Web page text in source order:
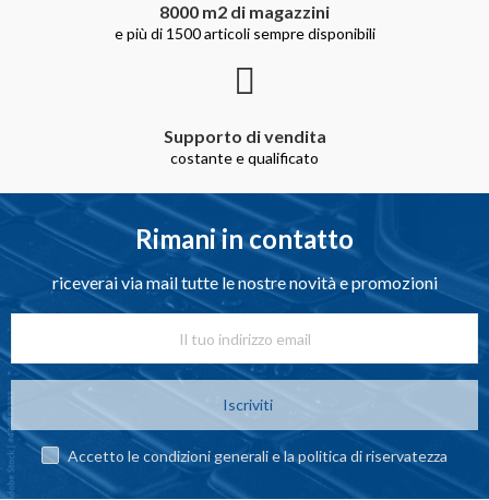
8000 m2 di magazzini
e più di 1500 articoli sempre disponibili
Supporto di vendita
costante e qualificato
Rimani in contatto
riceverai via mail tutte le nostre novità e promozioni
Iscriviti
Accetto le condizioni generali e la politica di riservatezza